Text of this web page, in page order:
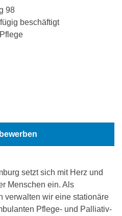
98
beschäftigt
setzt sich mit Herz und
Menschen ein. Als
verwalten wir eine stationäre
Pflege- und Palliativ-